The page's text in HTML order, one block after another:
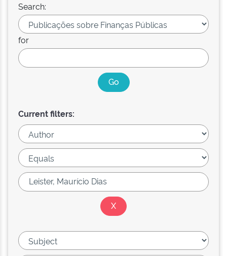
Search:
for
Current filters: